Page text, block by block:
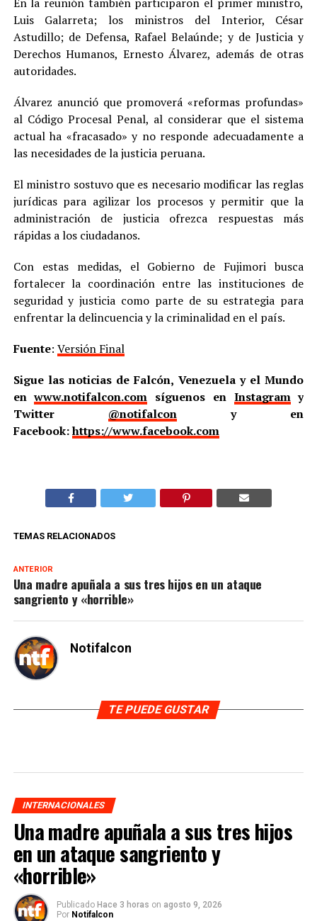
En la reunión también participaron el primer ministro,
Luis Galarreta; los ministros del Interior, César
Astudillo; de Defensa, Rafael Belaúnde; y de Justicia y
Derechos Humanos, Ernesto Álvarez, además de otras
autoridades.
Álvarez anunció que promoverá «reformas profundas»
al Código Procesal Penal, al considerar que el sistema
actual ha «fracasado» y no responde adecuadamente a
las necesidades de la justicia peruana.
El ministro sostuvo que es necesario modificar las reglas
jurídicas para agilizar los procesos y permitir que la
administración de justicia ofrezca respuestas más
rápidas a los ciudadanos.
Con estas medidas, el Gobierno de Fujimori busca
fortalecer la coordinación entre las instituciones de
seguridad y justicia como parte de su estrategia para
enfrentar la delincuencia y la criminalidad en el país.
Fuente: Versión Final
Sigue las noticias de Falcón, Venezuela y el Mundo
enwww.notifalcon.com síguenos en Instagramy
Twitter @notifalcony en
Facebook:https://www.facebook.com
TEMAS RELACIONADOS
ANTERIOR
Una madre apuñala a sus tres hijos en un ataque
sangriento y «horrible»
Notifalcon
TE PUEDE GUSTAR
INTERNACIONALES
Una madre apuñala a sus tres hijos
en un ataque sangriento y
«horrible»
Publicado Hace 3 horas on agosto 9, 2026
Por Notifalcon